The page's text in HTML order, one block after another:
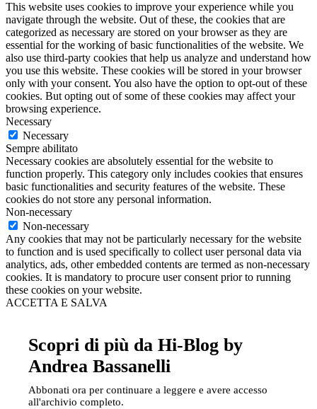
This website uses cookies to improve your experience while you
navigate through the website. Out of these, the cookies that are
categorized as necessary are stored on your browser as they are
essential for the working of basic functionalities of the website. We
also use third-party cookies that help us analyze and understand how
you use this website. These cookies will be stored in your browser
only with your consent. You also have the option to opt-out of these
cookies. But opting out of some of these cookies may affect your
browsing experience.
Necessary
Necessary
Sempre abilitato
Necessary cookies are absolutely essential for the website to
function properly. This category only includes cookies that ensures
basic functionalities and security features of the website. These
cookies do not store any personal information.
Non-necessary
Non-necessary
Any cookies that may not be particularly necessary for the website
to function and is used specifically to collect user personal data via
analytics, ads, other embedded contents are termed as non-necessary
cookies. It is mandatory to procure user consent prior to running
these cookies on your website.
ACCETTA E SALVA
Scopri di più da Hi-Blog by
Andrea Bassanelli
Abbonati ora per continuare a leggere e avere accesso
all'archivio completo.